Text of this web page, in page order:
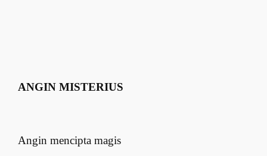
ANGIN MISTERIUS
Angin mencipta magis